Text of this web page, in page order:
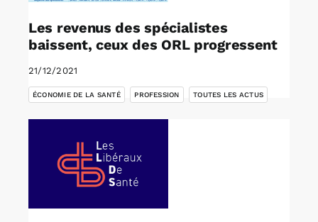
Les revenus des spécialistes
baissent, ceux des ORL progressent
21/12/2021
ÉCONOMIE DE LA SANTÉ PROFESSION TOUTES LES ACTUS